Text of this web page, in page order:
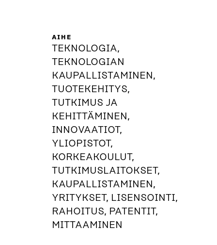
AIHE
TEKNOLOGIA,
TEKNOLOGIAN
KAUPALLISTAMINEN,
TUOTEKEHITYS,
TUTKIMUS JA
KEHITTÄMINEN,
INNOVAATIOT,
YLIOPISTOT,
KORKEAKOULUT,
TUTKIMUSLAITOKSET,
KAUPALLISTAMINEN,
YRITYKSET, LISENSOINTI,
RAHOITUS, PATENTIT,
MITTAAMINEN